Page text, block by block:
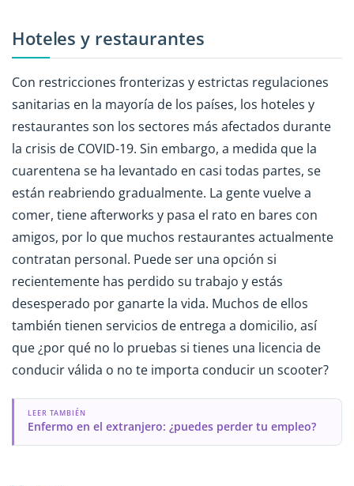
Hoteles y restaurantes
Con restricciones fronterizas y estrictas regulaciones
sanitarias en la mayoría de los países, los hoteles y
restaurantes son los sectores más afectados durante
la crisis de COVID-19. Sin embargo, a medida que la
cuarentena se ha levantado en casi todas partes, se
están reabriendo gradualmente. La gente vuelve a
comer, tiene afterworks y pasa el rato en bares con
amigos, por lo que muchos restaurantes actualmente
contratan personal. Puede ser una opción si
recientemente has perdido su trabajo y estás
desesperado por ganarte la vida. Muchos de ellos
también tienen servicios de entrega a domicilio, así
que ¿por qué no lo pruebas si tienes una licencia de
conducir válida o no te importa conducir un scooter?
LEER TAMBIÉN
Enfermo en el extranjero: ¿puedes perder tu empleo?